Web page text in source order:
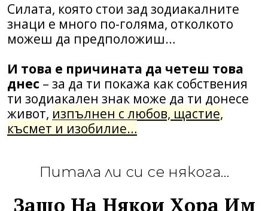
Силата, която стои зад зодиакалните
знаци е много по-голяма, отколкото
можеш да предположиш…
И това е причината да четеш това
днес – за да ти покажа как собствения
ти зодиакален знак може да ти донесе
живот, изпълнен с любов, щастие,
късмет и изобилие…
Питала ли си се някога…
Защо На Някои Хора Им